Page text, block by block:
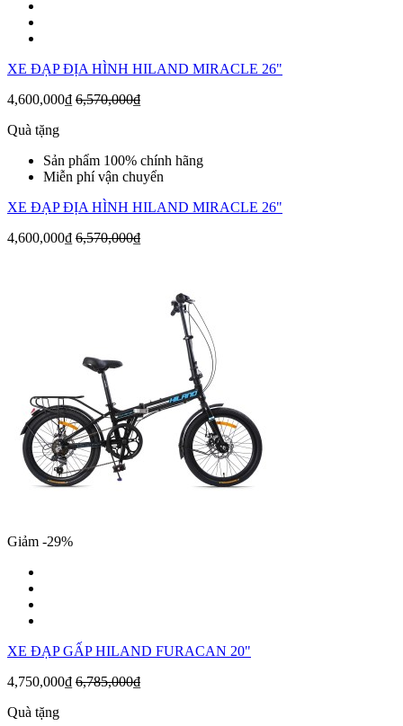
XE ĐẠP ĐỊA HÌNH HILAND MIRACLE 26"
4,600,000₫ 6,570,000₫
Quà tặng
Sản phẩm 100% chính hãng
Miễn phí vận chuyển
XE ĐẠP ĐỊA HÌNH HILAND MIRACLE 26"
4,600,000₫ 6,570,000₫
Giảm -29%
XE ĐẠP GẤP HILAND FURACAN 20"
4,750,000₫ 6,785,000₫
Quà tặng